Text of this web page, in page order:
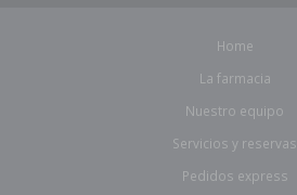
Home
La farmacia
Nuestro equipo
Servicios y reservas
Pedidos express